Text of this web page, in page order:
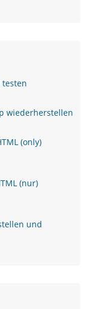
wiederherstellen
(only)
(nur)
und